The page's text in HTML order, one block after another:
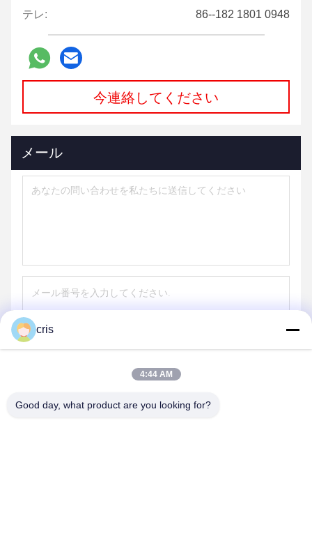
テレ: 86--182 1801 0948
今連絡してください
メール
cris
4:44 AM
Good day, what product are you looking for?